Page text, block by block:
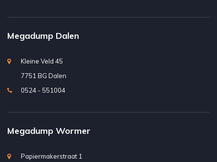
Megadump Dalen
Kleine Veld 45
7751 BG Dalen
0524 - 551004
Megadump Wormer
Papiermakerstraat 1